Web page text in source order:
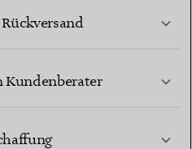
Kundenberater